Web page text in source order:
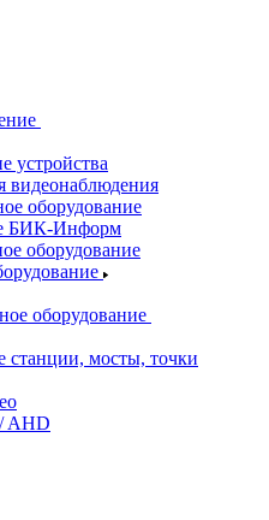
устройства
видеонаблюдения
оборудование
БИК-Информ
оборудование
оборудование
станции, мосты, точки
AHD